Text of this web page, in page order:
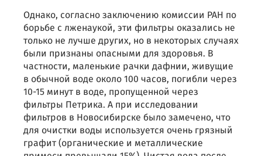
Однако, согласно заключению комиссии РАН по
борьбе с лженаукой, эти фильтры оказались не
только не лучше других, но в некоторых случаях
были признаны опасными для здоровья. В
частности, маленькие рачки дафнии, живущие
в обычной воде около 100 часов, погибли через
10-15 минут в воде, пропущенной через
фильтры Петрика. А при исследовании
фильтров в Новосибирске было замечено, что
для очистки воды используется очень грязный
графит (органические и металлические